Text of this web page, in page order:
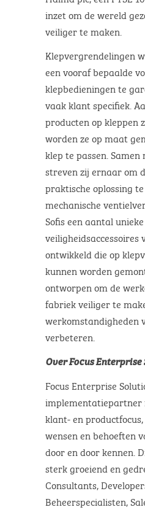
inzet om de wereld
veiliger te maken.
Klepvergrendelingen
een vooraf bepaalde
klepbedieningen te
vaak klant specifiek.
producten op kleppen
worden ze op maat
klep te passen.
streven zij ernaar om
praktische oplossing
mechanische
Sofis een aantal unieke
veiligheidsaccessoires
ontwikkeld die op
kunnen worden
ontworpen om de
fabriek veiliger te
werkomstandigheden
verbeteren.
Over Focus
Focus Enterprise
implementatiepartner
klant- en
wensen en behoeften
door en door kennen.
sterk groeiend en
Consultants,
Beheerspecialisten,